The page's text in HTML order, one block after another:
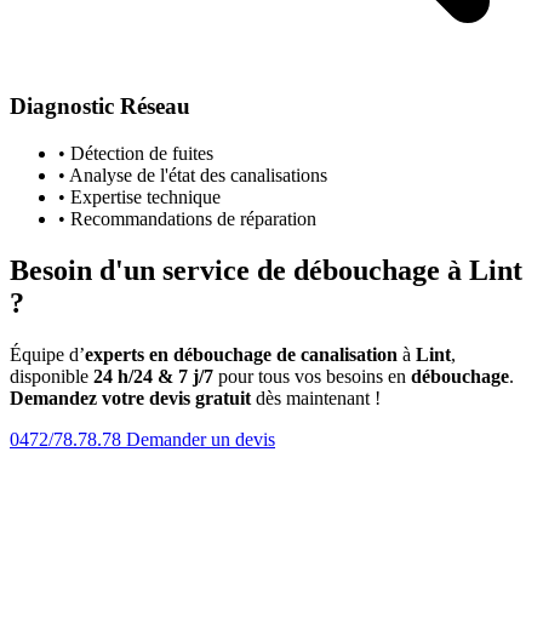
Diagnostic Réseau
• Détection de fuites
• Analyse de l'état des canalisations
• Expertise technique
• Recommandations de réparation
Besoin d'un service de débouchage à Lint
?
Équipe d’experts en débouchage de canalisation à Lint,
disponible 24 h/24 & 7 j/7 pour tous vos besoins en débouchage.
Demandez votre devis gratuit dès maintenant !
0472/78.78.78 Demander un devis